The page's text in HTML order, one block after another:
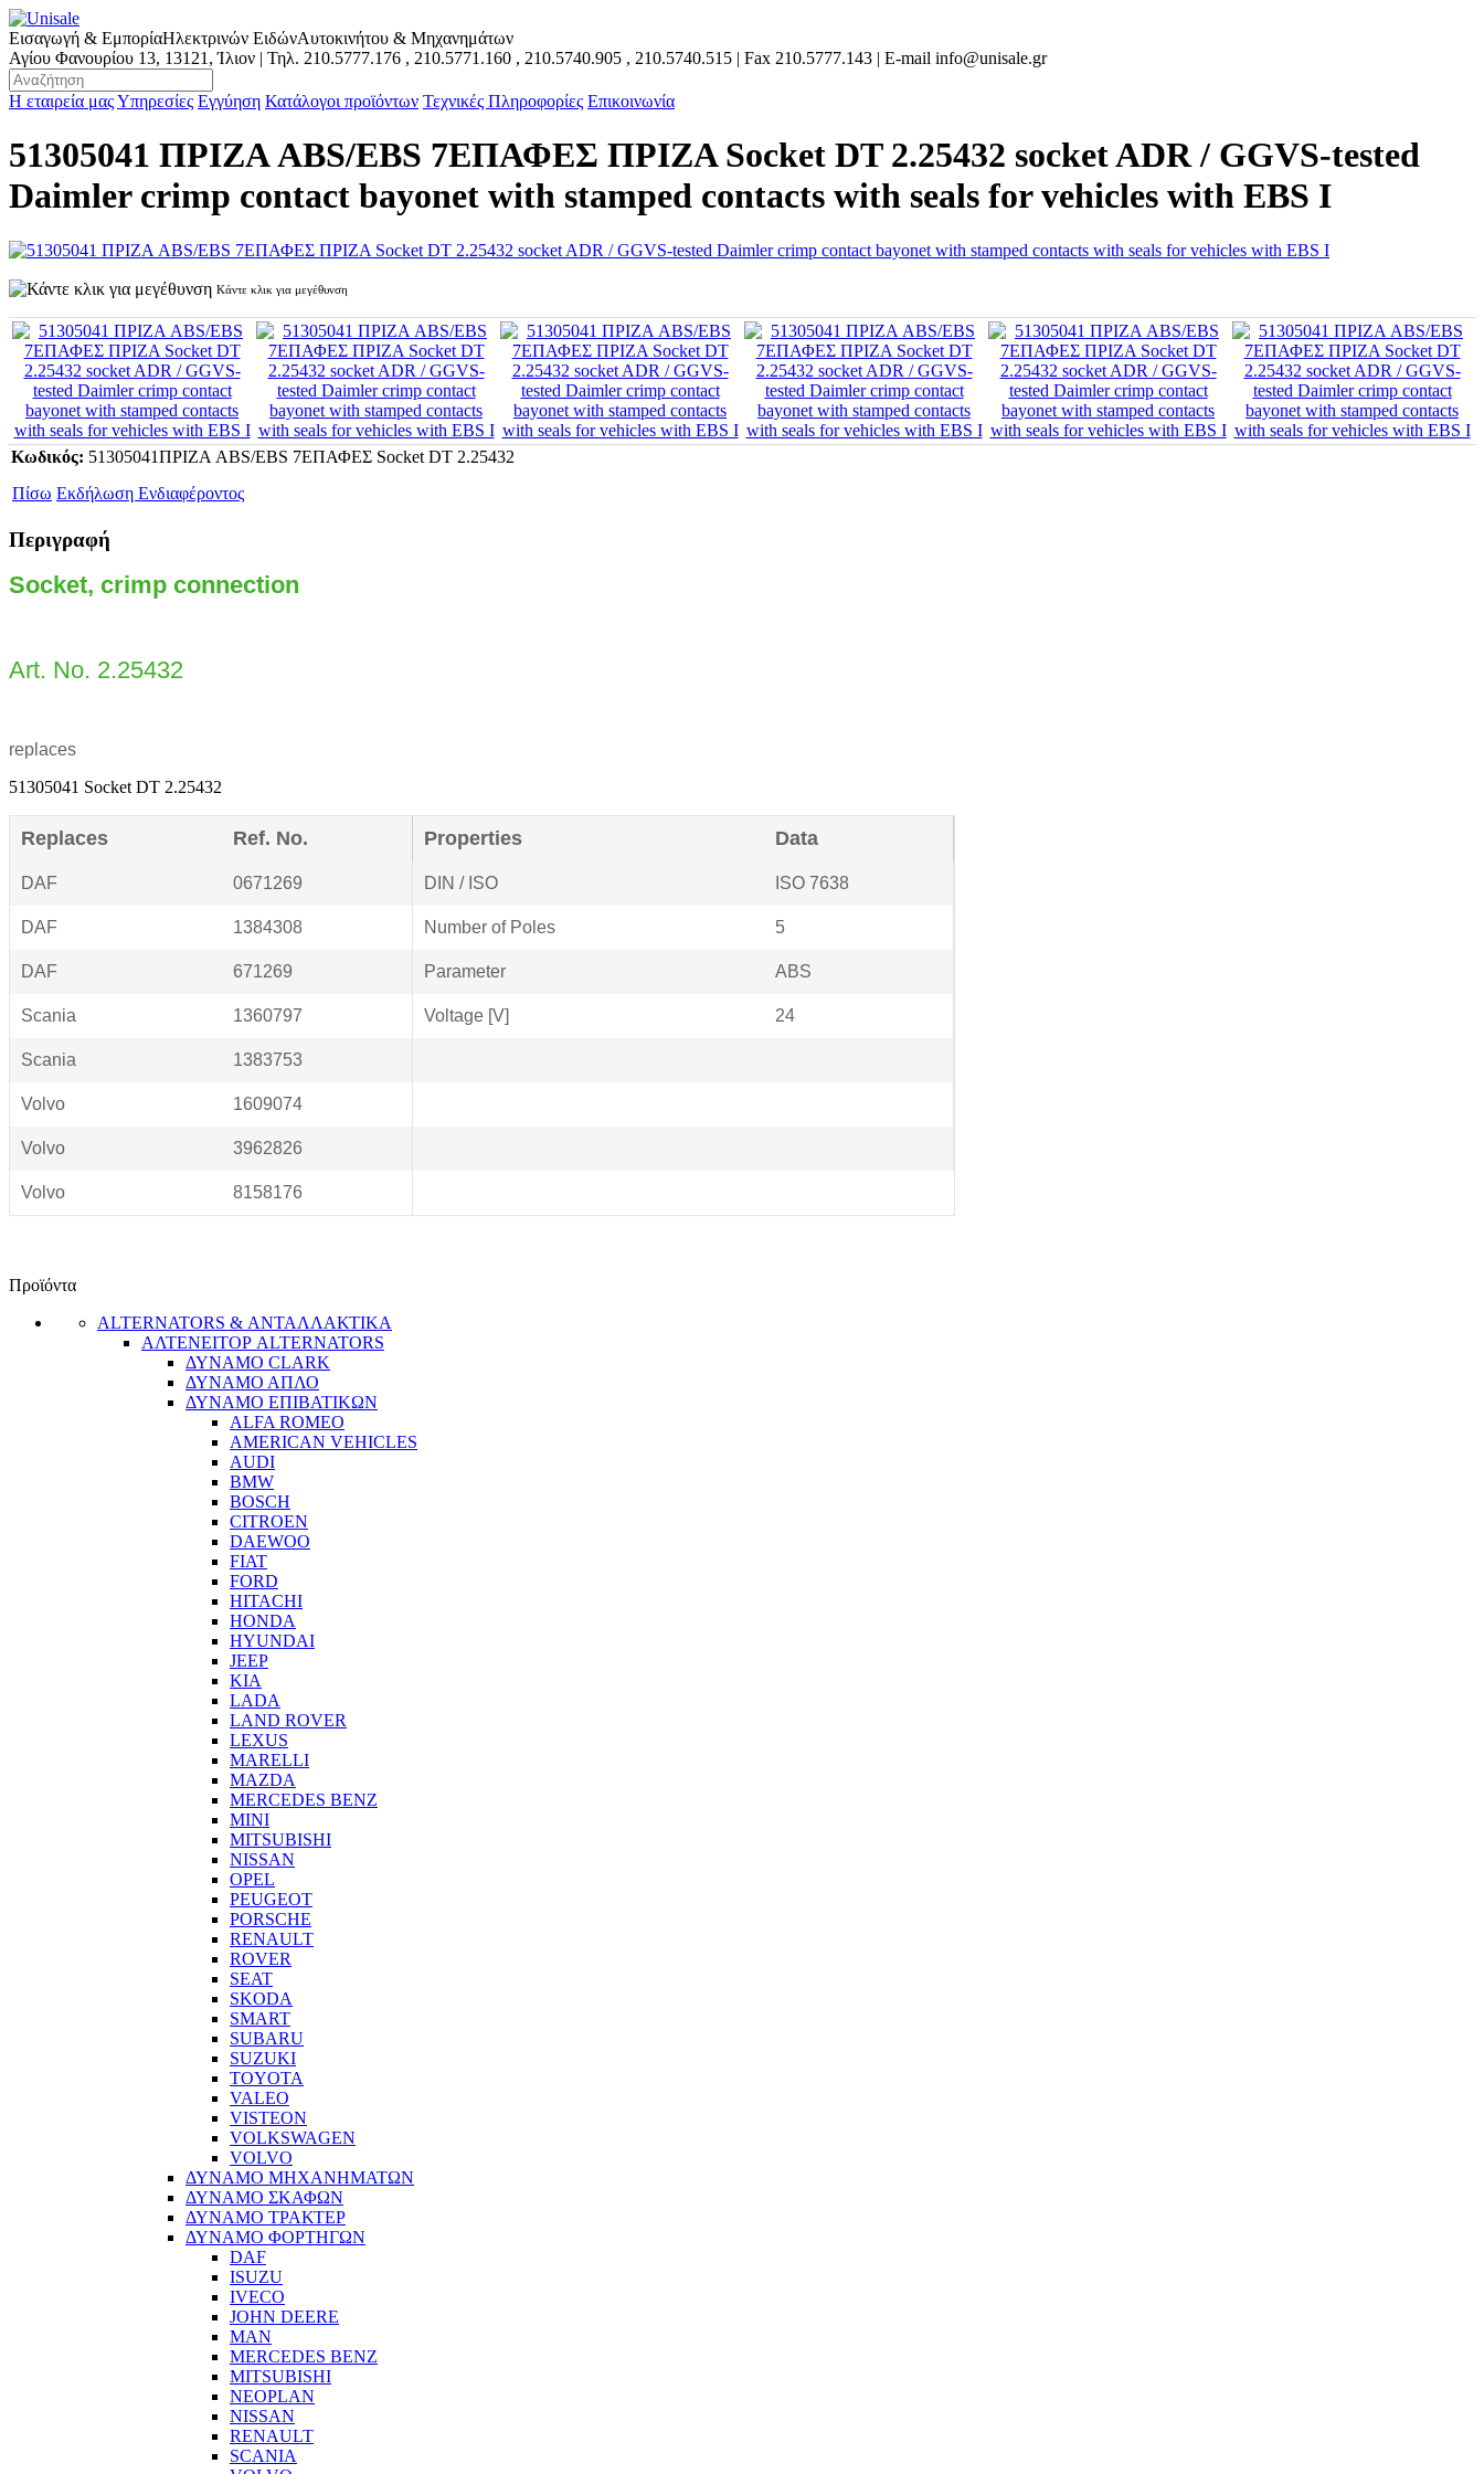
Εισαγωγή & ΕμπορίαΗλεκτρινών ΕιδώνΑυτοκινήτου & Μηχανημάτων
Αγίου Φανουρίου 13, 13121, Ίλιον | Τηλ. 210.5777.176 , 210.5771.160 , 210.5740.905 , 210.5740.515 | Fax 210.5777.143 | E-mail info@unisale.gr
Η εταιρεία μαςΥπηρεσίες Εγγύηση Κατάλογοι προϊόντων Τεχνικές Πληροφορίες Επικοινωνία
51305041 ΠΡΙΖΑ ABS/EBS 7ΕΠΑΦΕΣ ΠΡΙΖΑ Socket DT 2.25432 socket ADR / GGVS-tested
Daimler crimp contact bayonet with stamped contacts with seals for vehicles with EBS I
Κάντε κλικ για μεγέθυνση
Κωδικός: 51305041ΠΡΙΖΑ ABS/EBS 7ΕΠΑΦΕΣ Socket DT 2.25432
Πίσω Εκδήλωση Ενδιαφέροντος
Περιγραφή
Socket, crimp connection
Art. No. 2.25432
replaces
51305041 Socket DT 2.25432
Replaces Ref. No. Properties Data
DAF 0671269 DIN / ISO ISO 7638
DAF 1384308 Number of Poles 5
DAF 671269 Parameter ABS
Scania 1360797 Voltage [V] 24
Scania 1383753
Volvo 1609074
Volvo 3962826
Volvo 8158176
Προϊόντα
ALTERNATORS & ΑΝΤΑΛΛΑΚΤΙΚΑ
ΑΛΤΕΝΕΙΤΟΡ ALTERNATORS
ΔΥΝΑΜΟ CLARK
ΔΥΝΑΜΟ ΑΠΛΟ
ΔΥΝΑΜΟ ΕΠΙΒΑΤΙΚΩΝ
ALFA ROMEO
AMERICAN VEHICLES
AUDI
BMW
BOSCH
CITROEN
DAEWOO
FIAT
FORD
HITACHI
HONDA
HYUNDAI
JEEP
KIA
LADA
LAND ROVER
LEXUS
MARELLI
MAZDA
MERCEDES BENZ
MINI
MITSUBISHI
NISSAN
OPEL
PEUGEOT
PORSCHE
RENAULT
ROVER
SEAT
SKODA
SMART
SUBARU
SUZUKI
TOYOTA
VALEO
VISTEON
VOLKSWAGEN
VOLVO
ΔΥΝΑΜΟ ΜΗΧΑΝΗΜΑΤΩΝ
ΔΥΝΑΜΟ ΣΚΑΦΩΝ
ΔΥΝΑΜΟ ΤΡΑΚΤΕΡ
ΔΥΝΑΜΟ ΦΟΡΤΗΓΩΝ
DAF
ISUZU
IVECO
JOHN DEERE
MAN
MERCEDES BENZ
MITSUBISHI
NEOPLAN
NISSAN
RENAULT
SCANIA